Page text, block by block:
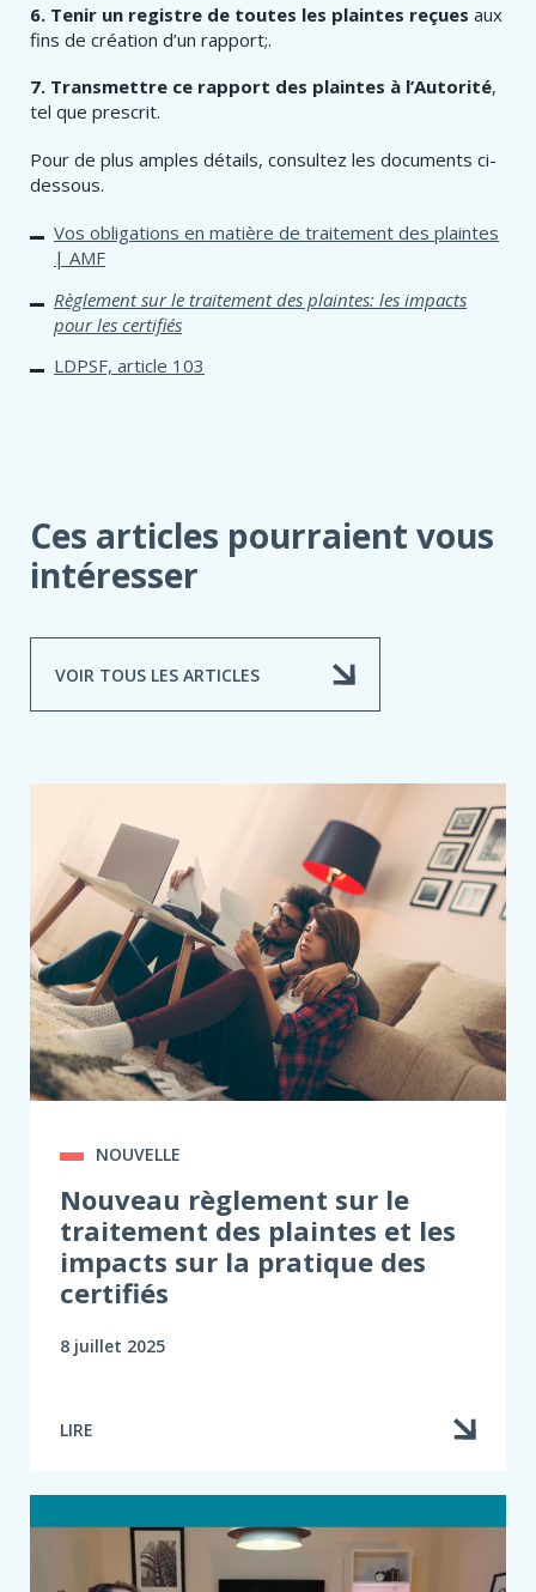
6. Tenir un registre de toutes les plaintes reçues aux
fins de création d’un rapport;.
7. Transmettre ce rapport des plaintes à l’Autorité,
tel que prescrit.
Pour de plus amples détails, consultez les documents ci-
dessous.
Vos obligations en matière de traitement des plaintes
| AMF
Règlement sur le traitement des plaintes: les impacts
pour les certifiés
LDPSF, article 103
Ces articles pourraient vous
intéresser
VOIR TOUS LES ARTICLES
NOUVELLE
Nouveau règlement sur le
traitement des plaintes et les
impacts sur la pratique des
certifiés
8 juillet 2025
LIRE